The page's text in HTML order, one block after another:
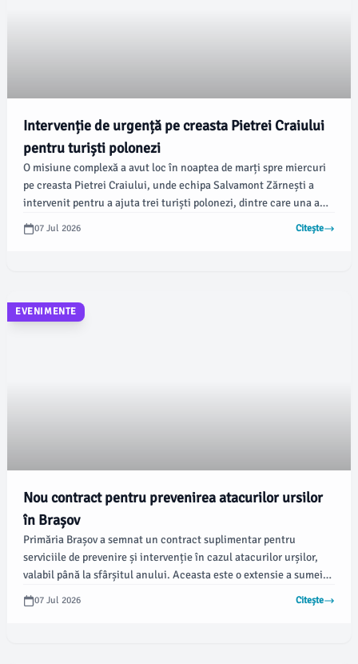
Intervenție de urgență pe creasta Pietrei Craiului
pentru turiști polonezi
O misiune complexă a avut loc în noaptea de marți spre miercuri
pe creasta Pietrei Craiului, unde echipa Salvamont Zărnești a
intervenit pentru a ajuta trei turiști polonezi, dintre care una a
suferit un traumatism la umăr. Potrivit newsbv.ro, alertarea a fost
primită prin 112 în jurul orei 22:45.
07 Jul 2026 Citește
EVENIMENTE
Nou contract pentru prevenirea atacurilor ursilor
în Brașov
Primăria Brașov a semnat un contract suplimentar pentru
serviciile de prevenire și intervenție în cazul atacurilor urșilor,
valabil până la sfârșitul anului. Aceasta este o extensie a sumei
alocate în luna mai, ce constă într-o sumă globală de 37.000 de
lei fără TVA, conform portalului de achiziții publice, SICAP.
07 Jul 2026 Citește